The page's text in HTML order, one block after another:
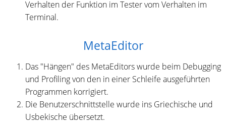
Verhalten der Funktion im Tester vom Verhalten im
Terminal.
MetaEditor
Das "Hängen" des MetaEditors wurde beim Debugging
und Profiling von den in einer Schleife ausgeführten
Programmen korrigiert.
Die Benutzerschnittstelle wurde ins Griechische und
Usbekische übersetzt.